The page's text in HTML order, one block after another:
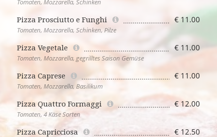
Tomaten, Mozzarella, Schinken
Pizza Prosciutto e Funghi € 11.00
Tomaten, Mozzarella, Schinken, Pilze
Pizza Vegetale € 11.00
Tomaten, Mozzarella, gegrilltes Saison Gemüse
Pizza Caprese € 11.00
Tomaten, Mozzarella, Basilikum
Pizza Quattro Formaggi € 12.00
Tomaten, 4 Käse Sorten
Pizza Capricciosa € 12.50